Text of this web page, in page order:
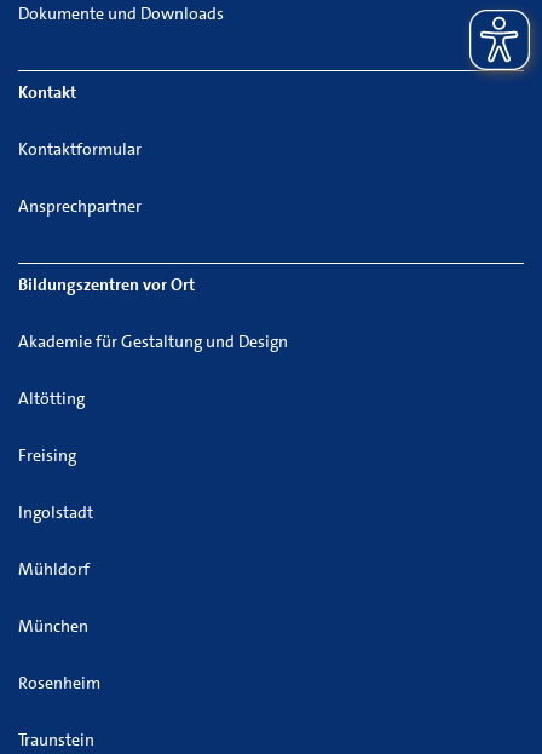
Dokumente und Downloads
Kontakt
Kontaktformular
Ansprechpartner
Bildungszentren vor Ort
Akademie für Gestaltung und Design
Altötting
Freising
Ingolstadt
Mühldorf
München
Rosenheim
Traunstein